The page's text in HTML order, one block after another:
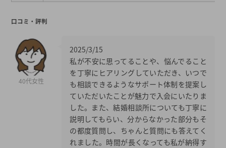
口コミ・評判
40代女性
2025/3/15
私が不安に思ってることや、悩んでること
を丁寧にヒアリングしていただき、いつで
も相談できるようなサポート体制を提案し
ていただいたことが魅力で入会にいたりま
した。また、結婚相談所についても丁寧に
説明してもらい、分からなかった部分もそ
の都度質問し、ちゃんと質問にも答えてく
れました。時間が長くなっても私が納得す